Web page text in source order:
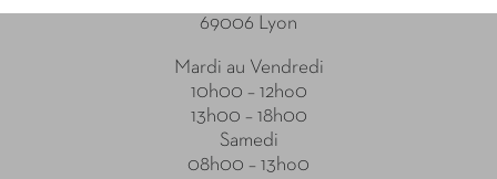
69006 Lyon
Mardi au Vendredi
10h00 – 12ho0
13h00 – 18h00
Samedi
08h00 – 13ho0